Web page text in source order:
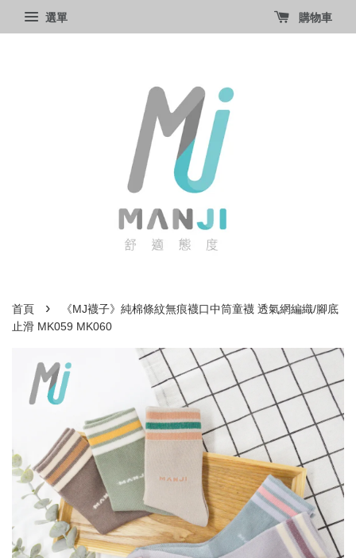
選單 購物車
首頁 ›
《MJ襪子》純棉條紋無痕襪口中筒童襪 透氣網編織/腳底
止滑 MK059 MK060